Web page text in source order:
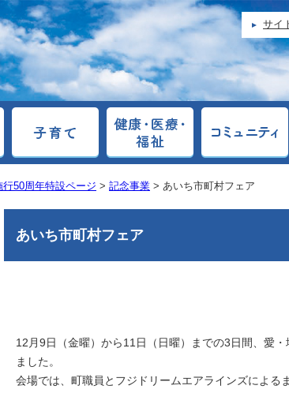
サイ
行50周年特設ページ > 記念事業 > あいち市町村フェア
あいち市町村フェア
12月9日（金曜）から11日（日曜）までの3日間、愛
ました。
会場では、町職員とフジドリームエアラインズによる